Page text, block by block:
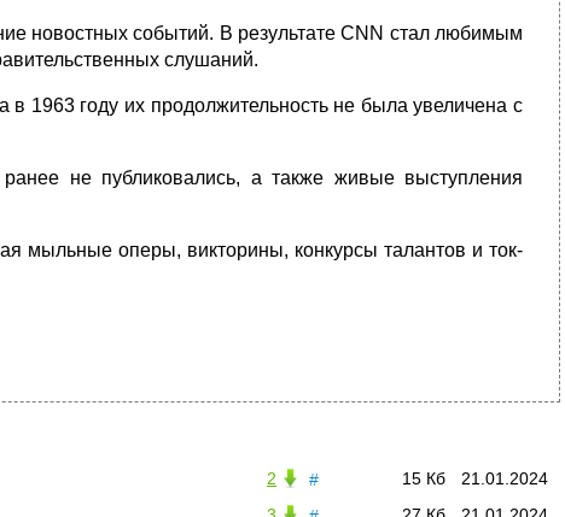
новостных событий. В результате CNN стал любимым
слушаний.
1963 году их продолжительность не была увеличена с
не публиковались, а также живые выступления
мыльные оперы, викторины, конкурсы талантов и ток-
# 21.01.2024
15 Кб
2